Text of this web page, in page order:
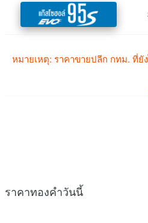
ราคาทองคำวันนี้